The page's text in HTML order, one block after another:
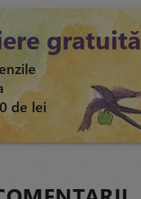
gratuită
de lei